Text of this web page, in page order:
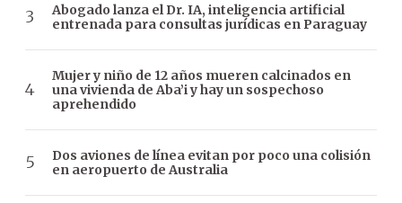
Abogado lanza el Dr. IA, inteligencia artificial
entrenada para consultas jurídicas en Paraguay
Mujer y niño de 12 años mueren calcinados en
una vivienda de Aba’i y hay un sospechoso
aprehendido
Dos aviones de línea evitan por poco una colisión
en aeropuerto de Australia